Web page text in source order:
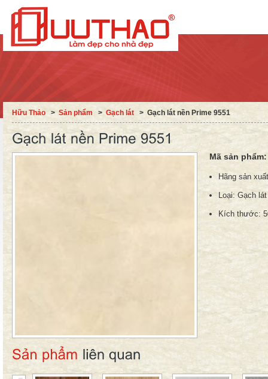
Hữu Thảo ˃ Sản phẩm ˃ Gạch lát ˃ Gạch lát nền Prime 9551
Mã sản
Hãng sản
Loại: Gạch
Kích thước: